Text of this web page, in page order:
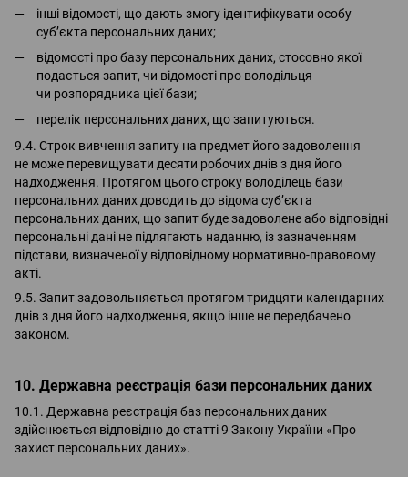
інші відомості, що дають змогу ідентифікувати особу
суб’єкта персональних даних;
відомості про базу персональних даних, стосовно якої
подається запит, чи відомості про володільця
чи розпорядника цієї бази;
перелік персональних даних, що запитуються.
9.4. Строк вивчення запиту на предмет його задоволення
не може перевищувати десяти робочих днів з дня його
надходження. Протягом цього строку володілець бази
персональних даних доводить до відома суб’єкта
персональних даних, що запит буде задоволене або відповідні
персональні дані не підлягають наданню, із зазначенням
підстави, визначеної у відповідному нормативно-правовому
акті.
9.5. Запит задовольняється протягом тридцяти календарних
днів з дня його надходження, якщо інше не передбачено
законом.
10. Державна реєстрація бази персональних даних
10.1. Державна реєстрація баз персональних даних
здійснюється відповідно до статті 9 Закону України «Про
захист персональних даних».